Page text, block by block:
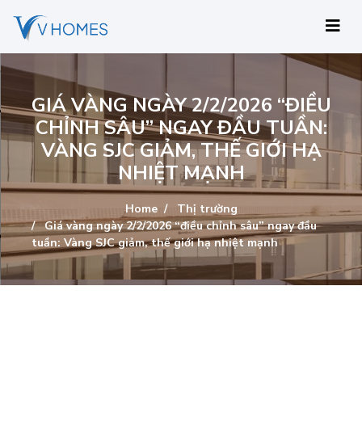
GIÁ VÀNG NGÀY 2/2/2026 “ĐIỀU
CHỈNH SÂU” NGAY ĐẦU TUẦN:
VÀNG SJC GIẢM, THẾ GIỚI HẠ
NHIỆT MẠNH
Home
Thị trường
Giá vàng ngày 2/2/2026 “điều chỉnh sâu” ngay đầu
tuần: Vàng SJC giảm, thế giới hạ nhiệt mạnh